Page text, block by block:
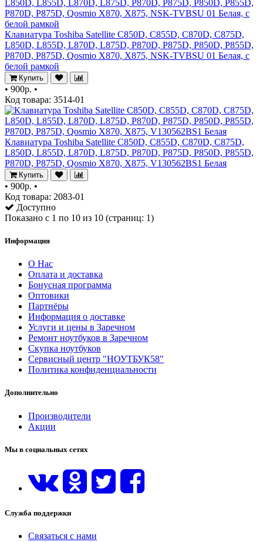
Клавиатура Toshiba Satellite C850D, C855D, C870D, C875D,
L850D, L855D, L870D, L875D, P870D, P875D, P850D, P855D,
P870D, P875D, Qosmio X870, X875, NSK-TVBSU 01 Белая, c
белой рамкой
Купить
• 900р. •
Код товара: 3514-01
Клавиатура Toshiba Satellite C850D, C855D, C870D, C875D,
L850D, L855D, L870D, L875D, P870D, P875D, P850D, P855D,
P870D, P875D, Qosmio X870, X875, V130562BS1 Белая
Купить
• 900р. •
Код товара: 2083-01
Доступно
Показано с 1 по 10 из 10 (страниц: 1)
Информация
О Нас
Оплата и доставка
Бонусная программа
Оптовики
Партнёры
Информация о доставке
Услуги и цены в Заречном
Ремонт ноутбуков в Заречном
Скупка ноутбуков
Сервисный центр "НОУТБУК58"
Политика конфиденциальности
Дополнительно
Производители
Акции
Мы в социальных сетях
Служба поддержки
Связаться с нами